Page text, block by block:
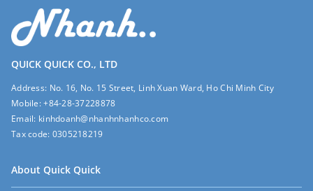
QUICK QUICK CO., LTD
Address: No. 16, No. 15 Street, Linh Xuan Ward, Ho Chi Minh City
Mobile:+84-28-37228878
Email: kinhdoanh@nhanhnhanhco.com
Tax code: 0305218219
About Quick Quick